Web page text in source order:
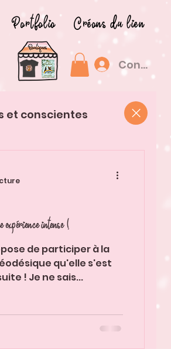
Portfolio Créons du lien
Connexion
et conscientes
un dôme géodésique : une expérience intense !
de participer à la
qu'elle s'est
! Je ne sais...